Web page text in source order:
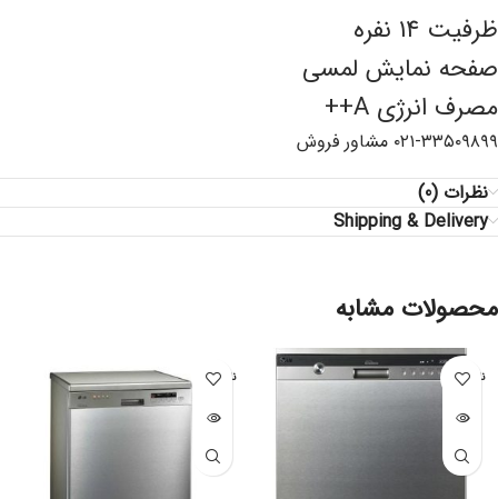
ظرفیت ۱۴ نفره
صفحه نمایش لمسی
مصرف انرژی A++
۰۲۱-۳۳۵۰۹۸۹۹ مشاور فروش
نظرات (0)
Shipping & Delivery
محصولات مشابه
ناموجود ناموجود